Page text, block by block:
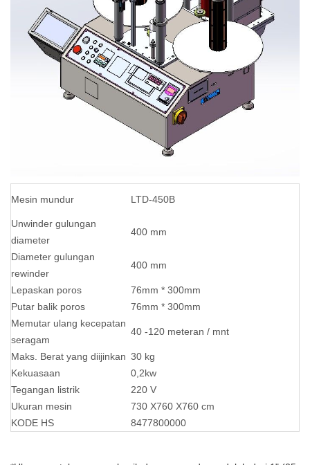
Mesin mundur LTD-450B
Unwinder gulungan
diameter
400 mm
Diameter gulungan
rewinder
400 mm
Lepaskan poros
76mm * 300mm
Putar balik poros
76mm * 300mm
Memutar ulang kecepatan
seragam
40 -120 meteran / mnt
Maks. Berat yang diijinkan 30 kg
Kekuasaan
0,2kw
Tegangan listrik
220 V
Ukuran mesin
730 X760 X760 cm
KODE HS
8477800000